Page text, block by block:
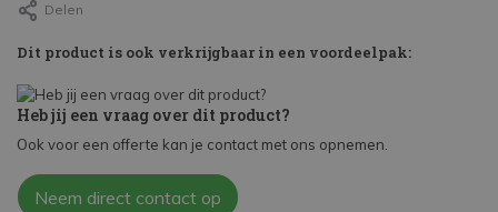
Delen
Dit product is ook verkrijgbaar in een voordeelpak:
Heb jij een vraag over dit product?
Ook voor een offerte kan je contact met ons opnemen.
Neem direct contact op